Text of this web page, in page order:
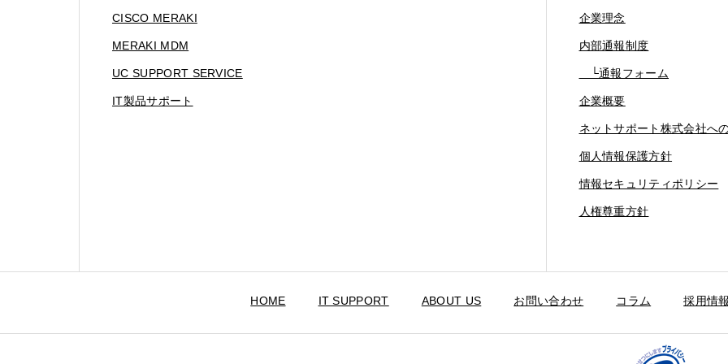
CISCO MERAKI
MERAKI MDM
UC SUPPORT SERVICE
IT製品サポート
企業理念
内部通報制度
└通報フォーム
企業概要
ネットサポート株式会社へ
個人情報保護方針
情報セキュリティポリシー
人権尊重方針
HOME IT SUPPORT ABOUT US お問い合わせ コラム 採用情報